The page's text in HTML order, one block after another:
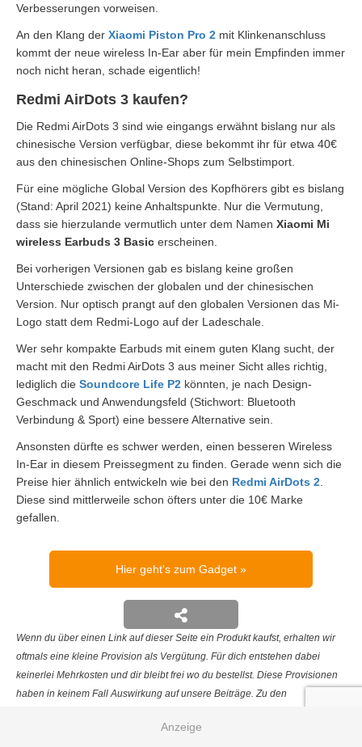
Verbesserungen vorweisen.
An den Klang der Xiaomi Piston Pro 2 mit Klinkenanschluss
kommt der neue wireless In-Ear aber für mein Empfinden immer
noch nicht heran, schade eigentlich!
Redmi AirDots 3 kaufen?
Die Redmi AirDots 3 sind wie eingangs erwähnt bislang nur als
chinesische Version verfügbar, diese bekommt ihr für etwa 40€
aus den chinesischen Online-Shops zum Selbstimport.
Für eine mögliche Global Version des Kopfhörers gibt es bislang
(Stand: April 2021) keine Anhaltspunkte. Nur die Vermutung,
dass sie hierzulande vermutlich unter dem Namen Xiaomi Mi
wireless Earbuds 3 Basic erscheinen.
Bei vorherigen Versionen gab es bislang keine großen
Unterschiede zwischen der globalen und der chinesischen
Version. Nur optisch prangt auf den globalen Versionen das Mi-
Logo statt dem Redmi-Logo auf der Ladeschale.
Wer sehr kompakte Earbuds mit einem guten Klang sucht, der
macht mit den Redmi AirDots 3 aus meiner Sicht alles richtig,
lediglich die Soundcore Life P2 könnten, je nach Design-
Geschmack und Anwendungsfeld (Stichwort: Bluetooth
Verbindung & Sport) eine bessere Alternative sein.
Ansonsten dürfte es schwer werden, einen besseren Wireless
In-Ear in diesem Preissegment zu finden. Gerade wenn sich die
Preise hier ähnlich entwickeln wie bei den Redmi AirDots 2
Diese sind mittlerweile schon öfters unter die 10€ Marke
gefallen.
Hier geht's zum Gadget
Wenn du über einen Link auf dieser Seite ein Produkt kaufst, erhalten wir
oftmals eine kleine Provision als Vergütung. Für dich entstehen dabei
keinerlei Mehrkosten und dir bleibt frei wo du bestellst. Diese Provisionen
haben in keinem Fall Auswirkung auf unsere Beiträge. Zu den
das Amazon PartnerNet. Als Amazon-Partner verdienen wir an